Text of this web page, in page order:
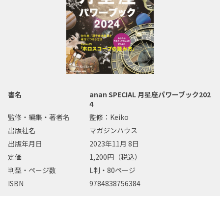
書名
anan SPECIAL 月星座パワーブック202
4
監修・編集・著者名
監修：Keiko
出版社名
マガジンハウス
出版年月日
2023年11月 8日
定価
1,200円（税込）
判型・ページ数
L判・80ページ
ISBN
9784838756384